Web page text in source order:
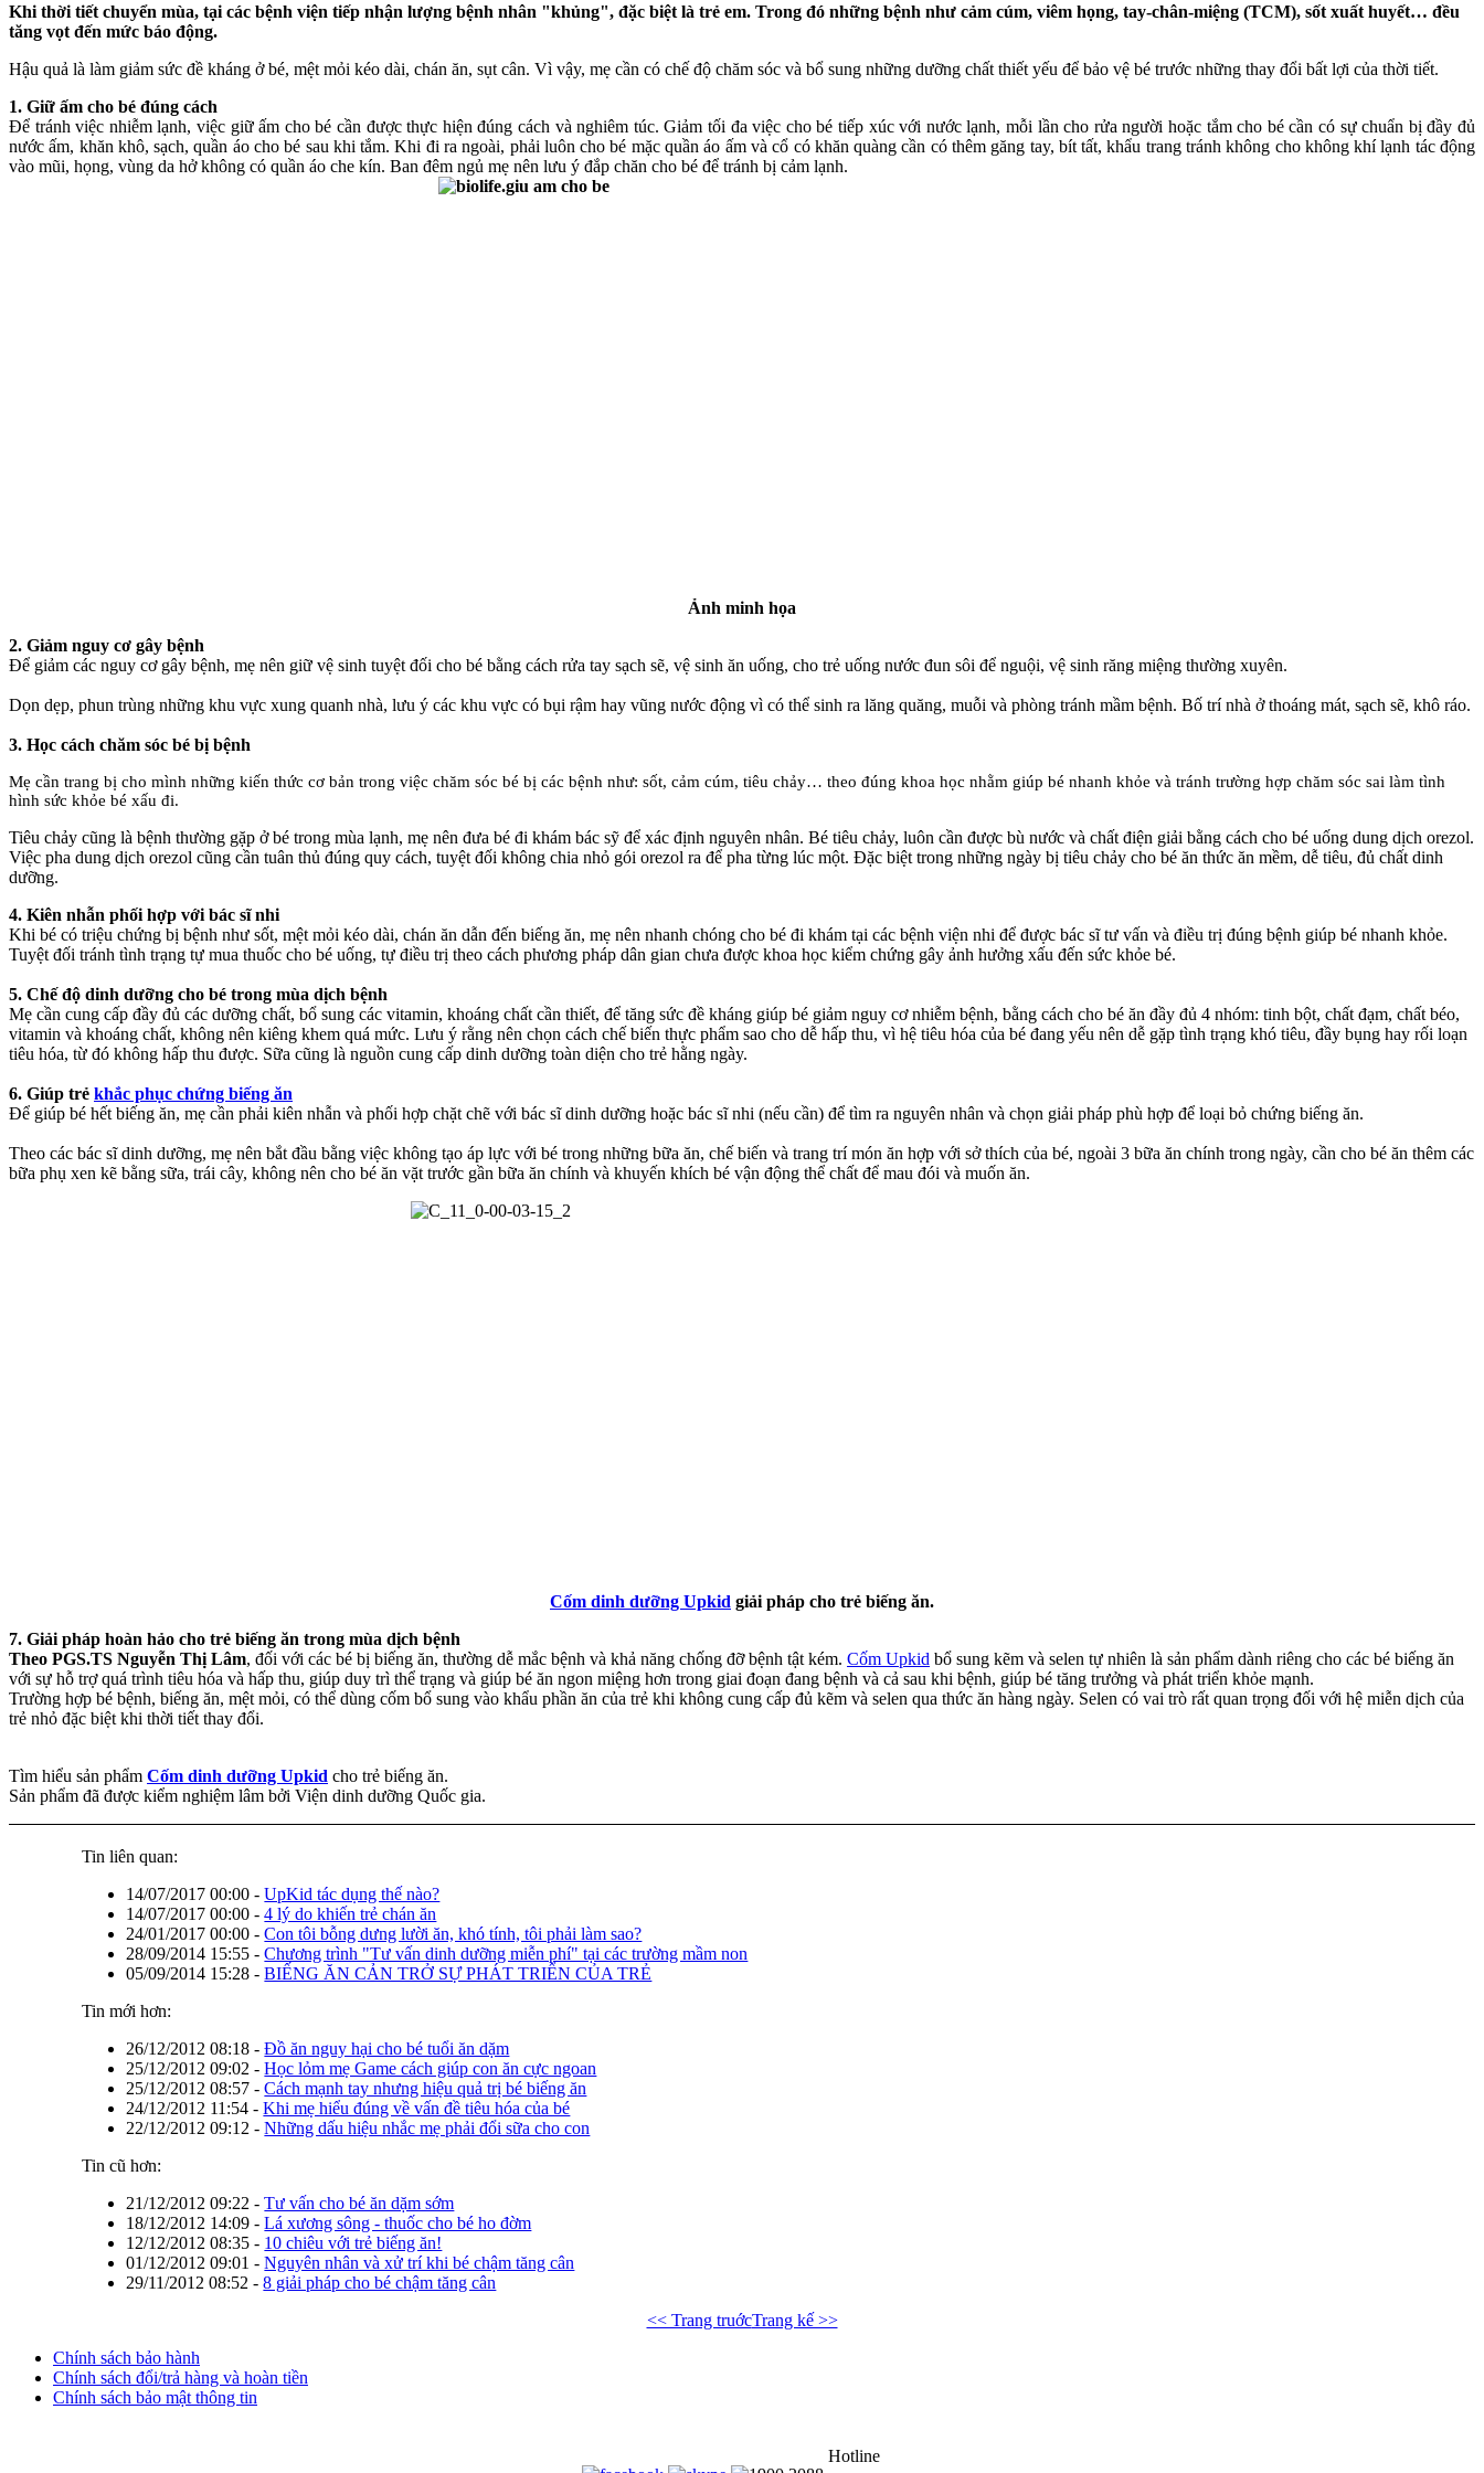
Khi thời tiết chuyển mùa, tại các bệnh viện tiếp nhận lượng bệnh nhân "khủng", đặc biệt là trẻ em. Trong đó những bệnh như cảm cúm, viêm họng, tay-chân-miệng (TCM), sốt xuất huyết… đều
tăng vọt đến mức báo động.
Hậu quả là làm giảm sức đề kháng ở bé, mệt mỏi kéo dài, chán ăn, sụt cân. Vì vậy, mẹ cần có chế độ chăm sóc và bổ sung những dưỡng chất thiết yếu để bảo vệ bé trước những thay đổi bất lợi của thời tiết.
1. Giữ ấm cho bé đúng cách
Để tránh việc nhiễm lạnh, việc giữ ấm cho bé cần được thực hiện đúng cách và nghiêm túc. Giảm tối đa việc cho bé tiếp xúc với nước lạnh, mỗi lần cho rửa người hoặc tắm cho bé cần có sự chuẩn bị đầy đủ
nước ấm, khăn khô, sạch, quần áo cho bé sau khi tắm. Khi đi ra ngoài, phải luôn cho bé mặc quần áo ấm và cổ có khăn quàng cần có thêm găng tay, bít tất, khẩu trang tránh không cho không khí lạnh tác động
vào mũi, họng, vùng da hở không có quần áo che kín. Ban đêm ngủ mẹ nên lưu ý đắp chăn cho bé để tránh bị cảm lạnh.
Ảnh minh họa
2. Giảm nguy cơ gây bệnh
Để giảm các nguy cơ gây bệnh, mẹ nên giữ vệ sinh tuyệt đối cho bé bằng cách rửa tay sạch sẽ, vệ sinh ăn uống, cho trẻ uống nước đun sôi để nguội, vệ sinh răng miệng thường xuyên.
Dọn dẹp, phun trùng những khu vực xung quanh nhà, lưu ý các khu vực có bụi rậm hay vũng nước động vì có thể sinh ra lăng quăng, muỗi và phòng tránh mầm bệnh. Bố trí nhà ở thoáng mát, sạch sẽ, khô ráo.
3. Học cách chăm sóc bé bị bệnh
Mẹ cần trang bị cho mình những kiến thức cơ bản trong việc chăm sóc bé bị các bệnh như: sốt, cảm cúm, tiêu chảy… theo đúng khoa học nhằm giúp bé nhanh khỏe và tránh trường hợp chăm sóc sai làm tình
hình sức khỏe bé xấu đi.
Tiêu chảy cũng là bệnh thường gặp ở bé trong mùa lạnh, mẹ nên đưa bé đi khám bác sỹ để xác định nguyên nhân. Bé tiêu chảy, luôn cần được bù nước và chất điện giải bằng cách cho bé uống dung dịch orezol.
Việc pha dung dịch orezol cũng cần tuân thủ đúng quy cách, tuyệt đối không chia nhỏ gói orezol ra để pha từng lúc một. Đặc biệt trong những ngày bị tiêu chảy cho bé ăn thức ăn mềm, dễ tiêu, đủ chất dinh
dưỡng.
4. Kiên nhẫn phối hợp với bác sĩ nhi
Khi bé có triệu chứng bị bệnh như sốt, mệt mỏi kéo dài, chán ăn dẫn đến biếng ăn, mẹ nên nhanh chóng cho bé đi khám tại các bệnh viện nhi để được bác sĩ tư vấn và điều trị đúng bệnh giúp bé nhanh khỏe.
Tuyệt đối tránh tình trạng tự mua thuốc cho bé uống, tự điều trị theo cách phương pháp dân gian chưa được khoa học kiểm chứng gây ảnh hưởng xấu đến sức khỏe bé.
5. Chế độ dinh dưỡng cho bé trong mùa dịch bệnh
Mẹ cần cung cấp đầy đủ các dưỡng chất, bổ sung các vitamin, khoáng chất cần thiết, để tăng sức đề kháng giúp bé giảm nguy cơ nhiễm bệnh, bằng cách cho bé ăn đầy đủ 4 nhóm: tinh bột, chất đạm, chất béo,
vitamin và khoáng chất, không nên kiêng khem quá mức. Lưu ý rằng nên chọn cách chế biến thực phẩm sao cho dễ hấp thu, vì hệ tiêu hóa của bé đang yếu nên dễ gặp tình trạng khó tiêu, đầy bụng hay rối loạn
tiêu hóa, từ đó không hấp thu được. Sữa cũng là nguồn cung cấp dinh dưỡng toàn diện cho trẻ hằng ngày.
6. Giúp trẻ khắc phục chứng biếng ăn
Để giúp bé hết biếng ăn, mẹ cần phải kiên nhẫn và phối hợp chặt chẽ với bác sĩ dinh dưỡng hoặc bác sĩ nhi (nếu cần) để tìm ra nguyên nhân và chọn giải pháp phù hợp để loại bỏ chứng biếng ăn.
Theo các bác sĩ dinh dưỡng, mẹ nên bắt đầu bằng việc không tạo áp lực với bé trong những bữa ăn, chế biến và trang trí món ăn hợp với sở thích của bé, ngoài 3 bữa ăn chính trong ngày, cần cho bé ăn thêm các
bữa phụ xen kẽ bằng sữa, trái cây, không nên cho bé ăn vặt trước gần bữa ăn chính và khuyến khích bé vận động thể chất để mau đói và muốn ăn.
Cốm dinh dưỡng Upkid giải pháp cho trẻ biếng ăn.
7. Giải pháp hoàn hảo cho trẻ biếng ăn trong mùa dịch bệnh
Theo PGS.TS Nguyễn Thị Lâm, đối với các bé bị biếng ăn, thường dễ mắc bệnh và khả năng chống đỡ bệnh tật kém. Cốm Upkid bổ sung kẽm và selen tự nhiên là sản phẩm dành riêng cho các bé biếng ăn
với sự hỗ trợ quá trình tiêu hóa và hấp thu, giúp duy trì thể trạng và giúp bé ăn ngon miệng hơn trong giai đoạn đang bệnh và cả sau khi bệnh, giúp bé tăng trưởng và phát triển khỏe mạnh.
Trường hợp bé bệnh, biếng ăn, mệt mỏi, có thể dùng cốm bổ sung vào khẩu phần ăn của trẻ khi không cung cấp đủ kẽm và selen qua thức ăn hàng ngày. Selen có vai trò rất quan trọng đối với hệ miễn dịch của
trẻ nhỏ đặc biệt khi thời tiết thay đổi.
Tìm hiểu sản phẩm Cốm dinh dưỡng Upkid cho trẻ biếng ăn.
Sản phẩm đã được kiểm nghiệm lâm bởi Viện dinh dưỡng Quốc gia.
Tin liên quan:
14/07/2017 00:00 -UpKid tác dụng thế nào?
14/07/2017 00:00 -4 lý do khiến trẻ chán ăn
24/01/2017 00:00 -Con tôi bỗng dưng lười ăn, khó tính, tôi phải làm sao?
28/09/2014 15:55 -Chương trình "Tư vấn dinh dưỡng miễn phí" tại các trường mầm non
05/09/2014 15:28 -BIẾNG ĂN CẢN TRỞ SỰ PHÁT TRIỂN CỦA TRẺ
Tin mới hơn:
26/12/2012 08:18 -Đồ ăn nguy hại cho bé tuổi ăn dặm
25/12/2012 09:02 -Học lỏm mẹ Game cách giúp con ăn cực ngoan
25/12/2012 08:57 -Cách mạnh tay nhưng hiệu quả trị bé biếng ăn
24/12/2012 11:54 -Khi mẹ hiểu đúng về vấn đề tiêu hóa của bé
22/12/2012 09:12 -Những dấu hiệu nhắc mẹ phải đổi sữa cho con
Tin cũ hơn:
21/12/2012 09:22 -Tư vấn cho bé ăn dặm sớm
18/12/2012 14:09 -Lá xương sông - thuốc cho bé ho đờm
12/12/2012 08:35 - 10 chiêu với trẻ biếng ăn!
01/12/2012 09:01 -Nguyên nhân và xử trí khi bé chậm tăng cân
29/11/2012 08:52 -8 giải pháp cho bé chậm tăng cân
<< Trang truớcTrang kế >>
Chính sách bảo hành
Chính sách đổi/trả hàng và hoàn tiền
Chính sách bảo mật thông tin
Hotline